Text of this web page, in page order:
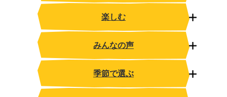
楽しむ
みんなの声
季節で選ぶ